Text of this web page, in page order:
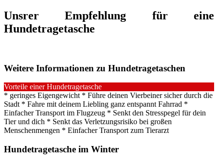
Unsrer Empfehlung für eine
Hundetragetasche
Weitere Informationen zu Hundetragetaschen
Vorteile einer Hundetragetasche
* geringes Eigengewicht * Führe deinen Vierbeiner sicher durch die
Stadt * Fahre mit deinem Liebling ganz entspannt Fahrrad *
Einfacher Transport im Flugzeug * Senkt den Stresspegel für dein
Tier und dich * Senkt das Verletzungsrisiko bei großen
Menschenmengen * Einfacher Transport zum Tierarzt
Hundetragetasche im Winter